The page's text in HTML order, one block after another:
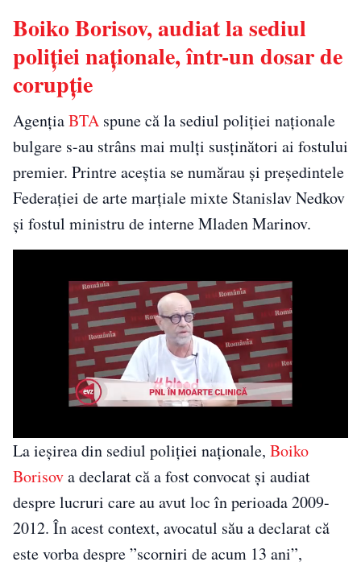
Boiko Borisov, audiat la sediul
poliției naționale, într-un dosar de
corupție
AgențiaBTA spune că la sediul poliției naționale
bulgare s-au strâns mai mulți susținători ai fostului
premier. Printre aceștia se numărau și preşedintele
Federaţiei de arte marţiale mixte Stanislav Nedkov
şi fostul ministru de interne Mladen Marinov.
La ieșirea din sediul poliției naționale, Boiko
Borisova declarat că a fost convocat și audiat
despre lucruri care au avut loc în perioada 2009-
2012. În acest context, avocatul său a declarat că
este vorba despre ”scorniri de acum 13 ani”,